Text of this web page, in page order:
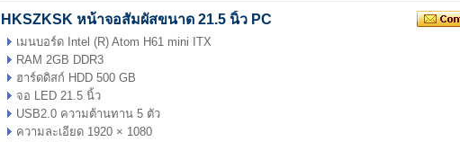
HKSZKSK หน้าจอสัมผัสขนาด 21.5 นิ้ว PC
เมนบอร์ด Intel (R) Atom H61 mini ITX
RAM 2GB DDR3
ฮาร์ดดิสก์ HDD 500 GB
จอ LED 21.5 นิ้ว
USB2.0 ความต้านทาน 5 ตัว
ความละเอียด 1920 × 1080